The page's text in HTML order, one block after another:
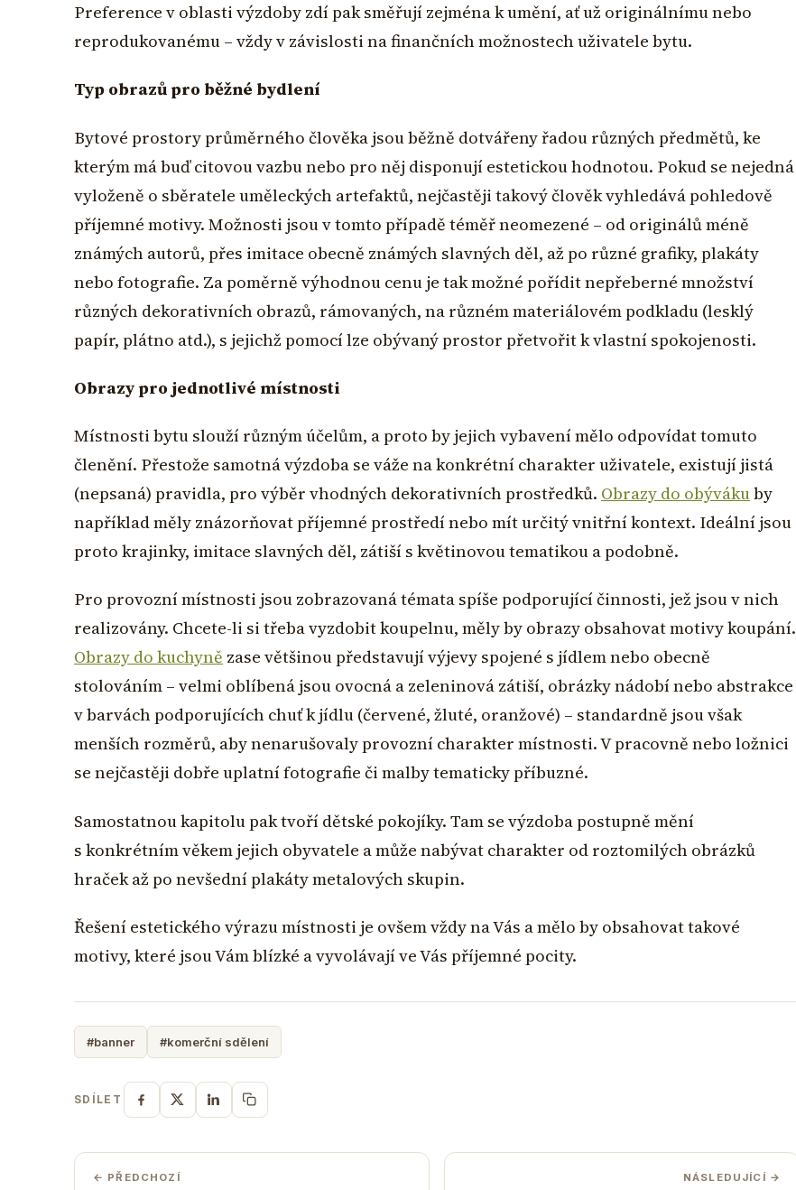
Preference v oblasti výzdoby zdí pak směřují zejména k umění, ať už originálnímu nebo
reprodukovanému – vždy v závislosti na finančních možnostech uživatele bytu.
Typ obrazů pro běžné bydlení
Bytové prostory průměrného člověka jsou běžně dotvářeny řadou různých předmětů, ke
kterým má buď citovou vazbu nebo pro něj disponují estetickou hodnotou. Pokud se nejedná
vyloženě o sběratele uměleckých artefaktů, nejčastěji takový člověk vyhledává pohledově
příjemné motivy. Možnosti jsou v tomto případě téměř neomezené – od originálů méně
známých autorů, přes imitace obecně známých slavných děl, až po různé grafiky, plakáty
nebo fotografie. Za poměrně výhodnou cenu je tak možné pořídit nepřeberné množství
různých dekorativních obrazů, rámovaných, na různém materiálovém podkladu (lesklý
papír, plátno atd.), s jejichž pomocí lze obývaný prostor přetvořit k vlastní spokojenosti.
Obrazy pro jednotlivé místnosti
Místnosti bytu slouží různým účelům, a proto by jejich vybavení mělo odpovídat tomuto
členění. Přestože samotná výzdoba se váže na konkrétní charakter uživatele, existují jistá
(nepsaná) pravidla, pro výběr vhodných dekorativních prostředků. Obrazy do obývákuby
například měly znázorňovat příjemné prostředí nebo mít určitý vnitřní kontext. Ideální jsou
proto krajinky, imitace slavných děl, zátiší s květinovou tematikou a podobně.
Pro provozní místnosti jsou zobrazovaná témata spíše podporující činnosti, jež jsou v nich
realizovány. Chcete-li si třeba vyzdobit koupelnu, měly by obrazy obsahovat motivy koupání.
Obrazy do kuchyně zase většinou představují výjevy spojené s jídlem nebo obecně
stolováním – velmi oblíbená jsou ovocná a zeleninová zátiší, obrázky nádobí nebo abstrakce
v barvách podporujících chuť k jídlu (červené, žluté, oranžové) – standardně jsou však
menších rozměrů, aby nenarušovaly provozní charakter místnosti. V pracovně nebo ložnici
se nejčastěji dobře uplatní fotografie či malby tematicky příbuzné.
Samostatnou kapitolu pak tvoří dětské pokojíky. Tam se výzdoba postupně mění
s konkrétním věkem jejich obyvatele a může nabývat charakter od roztomilých obrázků
hraček až po nevšední plakáty metalových skupin.
Řešení estetického výrazu místnosti je ovšem vždy na Vás a mělo by obsahovat takové
motivy, které jsou Vám blízké a vyvolávají ve Vás příjemné pocity.
#banner #komerční sdělení
SDÍLET
← PŘEDCHOZÍ NÁSLEDUJÍCÍ →